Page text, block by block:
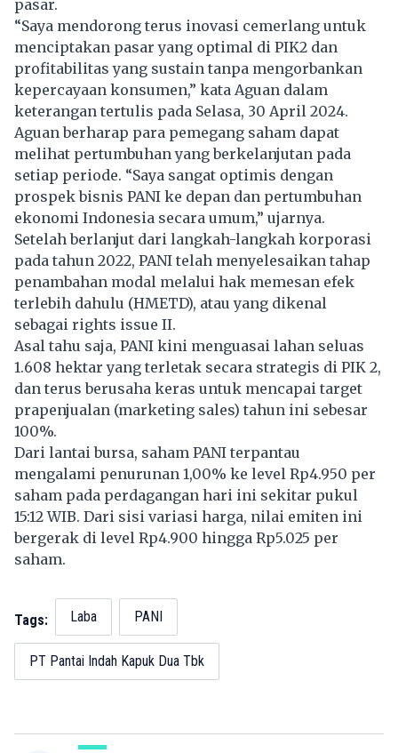
pasar.
“Saya mendorong terus inovasi cemerlang untuk
menciptakan pasar yang optimal di PIK2 dan
profitabilitas yang sustain tanpa mengorbankan
kepercayaan konsumen,” kata Aguan dalam
keterangan tertulis pada Selasa, 30 April 2024.
Aguan berharap para pemegang saham dapat
melihat pertumbuhan yang berkelanjutan pada
setiap periode. “Saya sangat optimis dengan
prospek bisnis PANI ke depan dan pertumbuhan
ekonomi Indonesia secara umum,” ujarnya.
Setelah berlanjut dari langkah-langkah korporasi
pada tahun 2022, PANI telah menyelesaikan tahap
penambahan modal melalui hak memesan efek
terlebih dahulu (HMETD), atau yang dikenal
sebagai rights issue II.
Asal tahu saja, PANI kini menguasai lahan seluas
1.608 hektar yang terletak secara strategis di PIK 2,
dan terus berusaha keras untuk mencapai target
prapenjualan (marketing sales) tahun ini sebesar
100%.
Dari lantai bursa, saham PANI terpantau
mengalami penurunan 1,00% ke level Rp4.950 per
saham pada perdagangan hari ini sekitar pukul
15:12 WIB. Dari sisi variasi harga, nilai emiten ini
bergerak di level Rp4.900 hingga Rp5.025 per
saham.
Tags: Laba PANI
PT Pantai Indah Kapuk Dua Tbk